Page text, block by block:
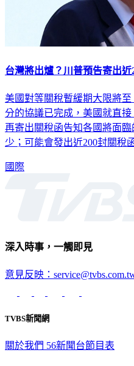
台灣將出爐？川普預告寄出
美國對等關稅暫緩期大限將
分的協議已完成，美國就直
再寄出關稅函告知各國將面臨
少；可能會發出近200封關稅
國際
深入時事，一觸即見
意見反映：
TVBS新聞網
關於我們 56新聞台節目表